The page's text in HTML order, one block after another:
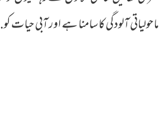
ماحولیاتی آلودگی کا سامنا ہے اور آبی حیات